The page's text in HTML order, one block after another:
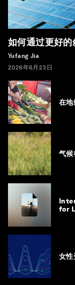
如何通过更好
Yufang Jia
2026年6月23日
在地
气候
for
女性